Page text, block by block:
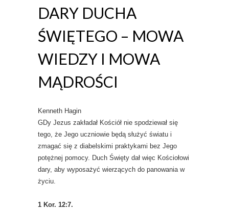
DARY DUCHA
ŚWIĘTEGO – MOWA
WIEDZY I MOWA
MĄDROŚCI
Kenneth Hagin
GDy Jezus zakładał Kościół nie spodziewał się
tego, że Jego uczniowie będą służyć światu i
zmagać się z diabelskimi praktykami bez Jego
potężnej pomocy. Duch Święty dał więc Kościołowi
dary, aby wyposażyć wierzących do panowania w
życiu.
1 Kor. 12:7.